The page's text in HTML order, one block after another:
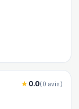
0.0(0 avis)